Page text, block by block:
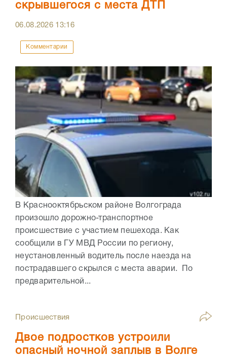
скрывшегося с места ДТП
06.08.2026 13:16
Комментарии
В Краснооктябрьском районе Волгограда
произошло дорожно-транспортное
происшествие с участием пешехода. Как
сообщили в ГУ МВД России по региону,
неустановленный водитель после наезда на
пострадавшего скрылся с места аварии. По
предварительной...
Происшествия
Двое подростков устроили
опасный ночной заплыв в Волге